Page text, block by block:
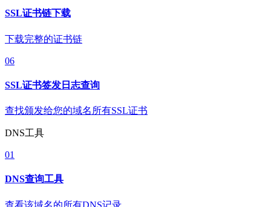
SSL证书链下载
下载完整的证书链
06
SSL证书签发日志查询
查找颁发给您的域名所有SSL证书
DNS工具
01
DNS查询工具
查看该域名的所有DNS记录